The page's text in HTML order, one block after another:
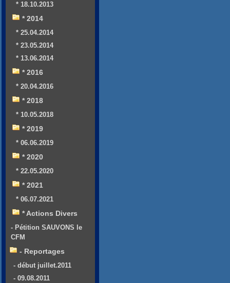
* 18.10.2013
* 2014
* 25.04.2014
* 23.05.2014
* 13.06.2014
* 2016
* 20.04.2016
* 2018
* 10.05.2018
* 2019
* 06.06.2019
* 2020
* 22.05.2020
* 2021
* 06.07.2021
* Actions Divers
- Pétition SAUVONS le
CFM
- Reportages
- début juillet.2011
- 09.08.2011